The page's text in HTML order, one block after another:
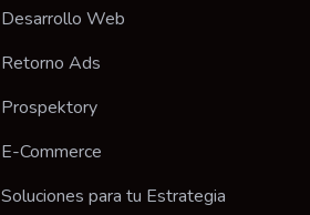
Desarrollo Web
Retorno Ads
Prospektory
E-Commerce
Soluciones para tu Estrategia